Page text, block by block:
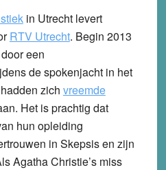
in Utrecht levert
RTV Utrecht. Begin 2013
een
de spokenjacht in het
zich vreemde
Het is prachtig dat
hun opleiding
in Skepsis en zijn
Agatha Christie’s miss